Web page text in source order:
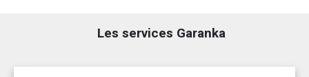
Les services Garanka